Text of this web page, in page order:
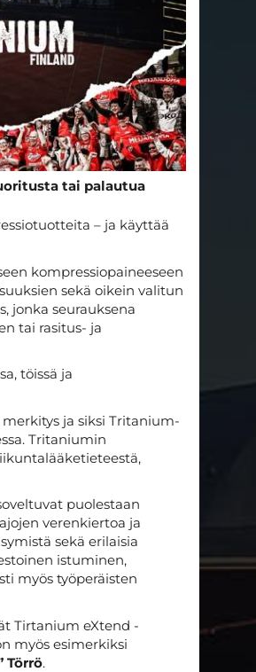
tai palautua
– ja käyttää
kompressiopaineeseen
sekä oikein valitun
jonka seurauksena
tai rasitus- ja
töissä ja
ja siksi Tritanium-
Tritaniumin
puolestaan
verenkiertoa ja
sekä erilaisia
istuminen,
myös työperäisten
Tirtanium eXtend -
myös esimerkiksi
Törrö.